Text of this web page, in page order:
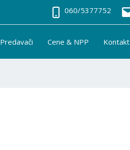
060/5377752
Predavači Cene & NPP Kontakt